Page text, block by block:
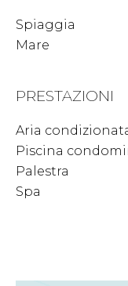
Spiaggia
Mare
PRESTAZIONI
Aria
Piscina
Palestra
Spa